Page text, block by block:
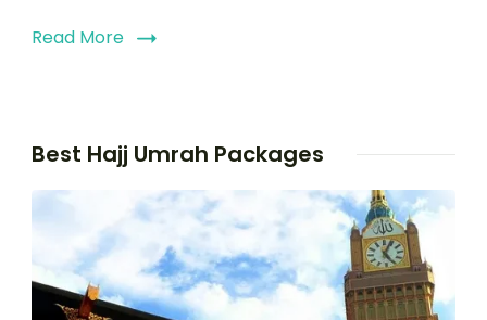
Read More
Best Hajj Umrah Packages